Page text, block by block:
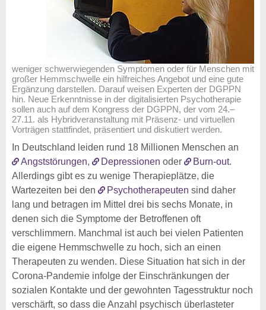
weniger schwerwiegenden Symptomen oder für Menschen mit
großer Hemmschwelle ein hilfreiches Angebot und eine gute
Ergänzung darstellen. Darauf weisen Experten der DGPPN
hin. Neue Erkenntnisse in der digitalisierten Psychotherapie
sollen auch auf dem Kongress der DGPPN, der vom 24.–
27.11. als Hybridveranstaltung mit Präsenz- und virtuellen
Vorträgen stattfindet, präsentiert und diskutiert werden.
In Deutschland leiden rund 18 Millionen Menschen an
Angststörungen, Depressionen oder Burn-out.
Allerdings gibt es zu wenige Therapieplätze, die
Wartezeiten bei den
Psychotherapeuten sind daher
lang und betragen im Mittel drei bis sechs Monate, in
denen sich die Symptome der Betroffenen oft
verschlimmern. Manchmal ist auch bei vielen Patienten
die eigene Hemmschwelle zu hoch, sich an einen
Therapeuten zu wenden. Diese Situation hat sich in der
Corona-Pandemie infolge der Einschränkungen der
sozialen Kontakte und der gewohnten Tagesstruktur noch
verschärft, so dass die Anzahl psychisch überlasteter